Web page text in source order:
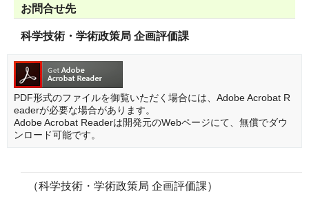
お問合せ先
科学技術・学術政策局 企画評価課
PDF形式のファイルを御覧いただく場合には、Adobe Acrobat R
eaderが必要な場合があります。
Adobe Acrobat Readerは開発元のWebページにて、無償でダウ
ンロード可能です。
（科学技術・学術政策局 企画評価課）